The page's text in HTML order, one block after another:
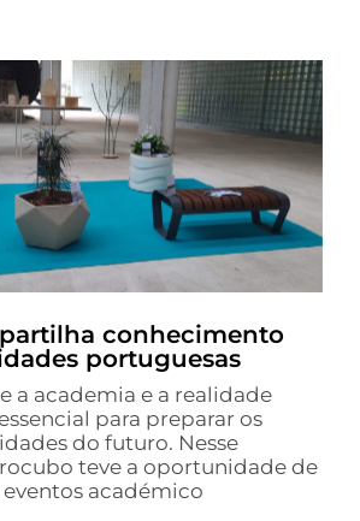
conhecimento
portuguesas
a academia e a realidade
para preparar os
do futuro. Nesse
teve a oportunidade de
académico